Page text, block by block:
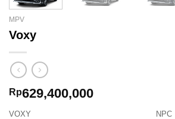
MPV
Voxy
Rp629,400,000
VOXY NPC